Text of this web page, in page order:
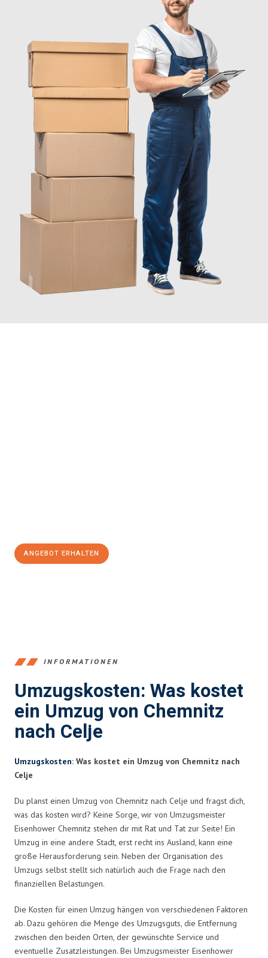
ANGEBOT ERHALTEN
INFORMATIONEN
Umzugskosten: Was kostet
ein Umzug von Chemnitz
nach Celje
Umzugskosten: Was kostet ein Umzug von Chemnitz nach
Celje
Du planst einen Umzug von Chemnitz nach Celje und fragst dich,
was das kosten wird? Keine Sorge, wir von Umzugsmeister
Eisenhower Chemnitz stehen dir mit Rat und Tat zur Seite! Ein
Umzug in eine andere Stadt, erst recht ins Ausland, kann eine
große Herausforderung sein. Neben der Organisation des
Umzugs selbst stellt sich natürlich auch die Frage nach den
finanziellen Belastungen.
Die Kosten für einen Umzug hängen von verschiedenen Faktoren
ab. Dazu gehören die Menge des Umzugsguts, die Entfernung
zwischen den beiden Orten, der gewünschte Service und
eventuelle Zusatzleistungen. Bei Umzugsmeister Eisenhower